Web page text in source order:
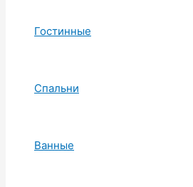
Гостинные
Спальни
Ванные